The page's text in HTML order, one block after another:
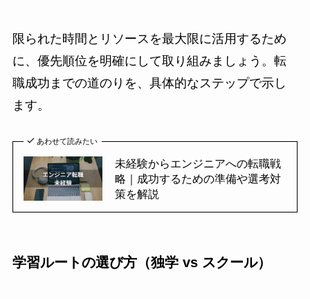
限られた時間とリソースを最大限に活用するため
に、優先順位を明確にして取り組みましょう。転
職成功までの道のりを、具体的なステップで示し
ます。
あわせて読みたい
未経験からエンジニアへの転職戦
略｜成功するための準備や選考対
策を解説
学習ルートの選び方（独学 vs スクール）